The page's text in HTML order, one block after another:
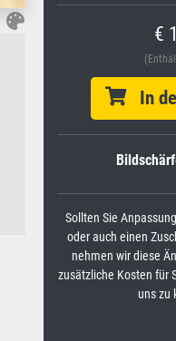
€
In
Sollten Sie
oder auch einen
nehmen wir diese
zusätzliche Kosten für
uns zu